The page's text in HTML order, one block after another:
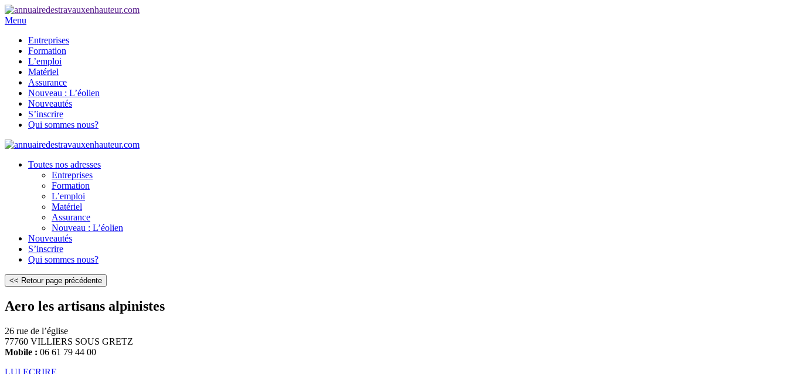
Menu
Entreprises
Formation
L’emploi
Matériel
Assurance
Nouveau : L’éolien
Nouveautés
S’inscrire
Qui sommes nous?
Toutes nos adresses
Entreprises
Formation
L’emploi
Matériel
Assurance
Nouveau : L’éolien
Nouveautés
S’inscrire
Qui sommes nous?
Aero les artisans alpinistes
26 rue de l’église
77760 VILLIERS SOUS GRETZ
Mobile : 06 61 79 44 00
LUI ECRIRE